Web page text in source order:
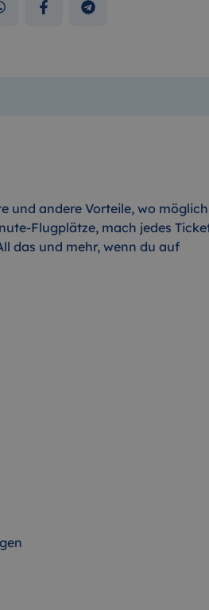
und andere Vorteile, wo
Flugplätze, mach jedes
das und mehr, wenn du auf